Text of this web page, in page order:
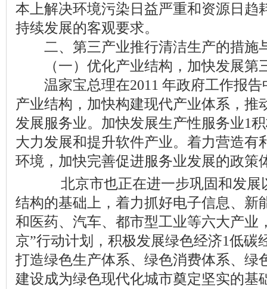
本上解决环境污染日益严重和资源日趋
持续发展的客观要求。
二、第三产业推行清洁生产的措施
（一）优化产业结构，加快发展第
温家宝总理在2011 年政府工作报告
产业结构，加快构建现代产业体系，推
发展服务业。加快发展生产性服务业1
大力发展和提升软件产业。着力营造有
环境，加快完善促进服务业发展的政策
北京市也正在进一步巩固和发展
结构的基础上，着力抓好电子信息、新
和医药、汽车、都市型工业等六大产业
京”行动计划，积极发展绿色经济1低碳
打造绿色生产体系、绿色消费体系、绿
建设成为绿色现代化城市奠定坚实的基